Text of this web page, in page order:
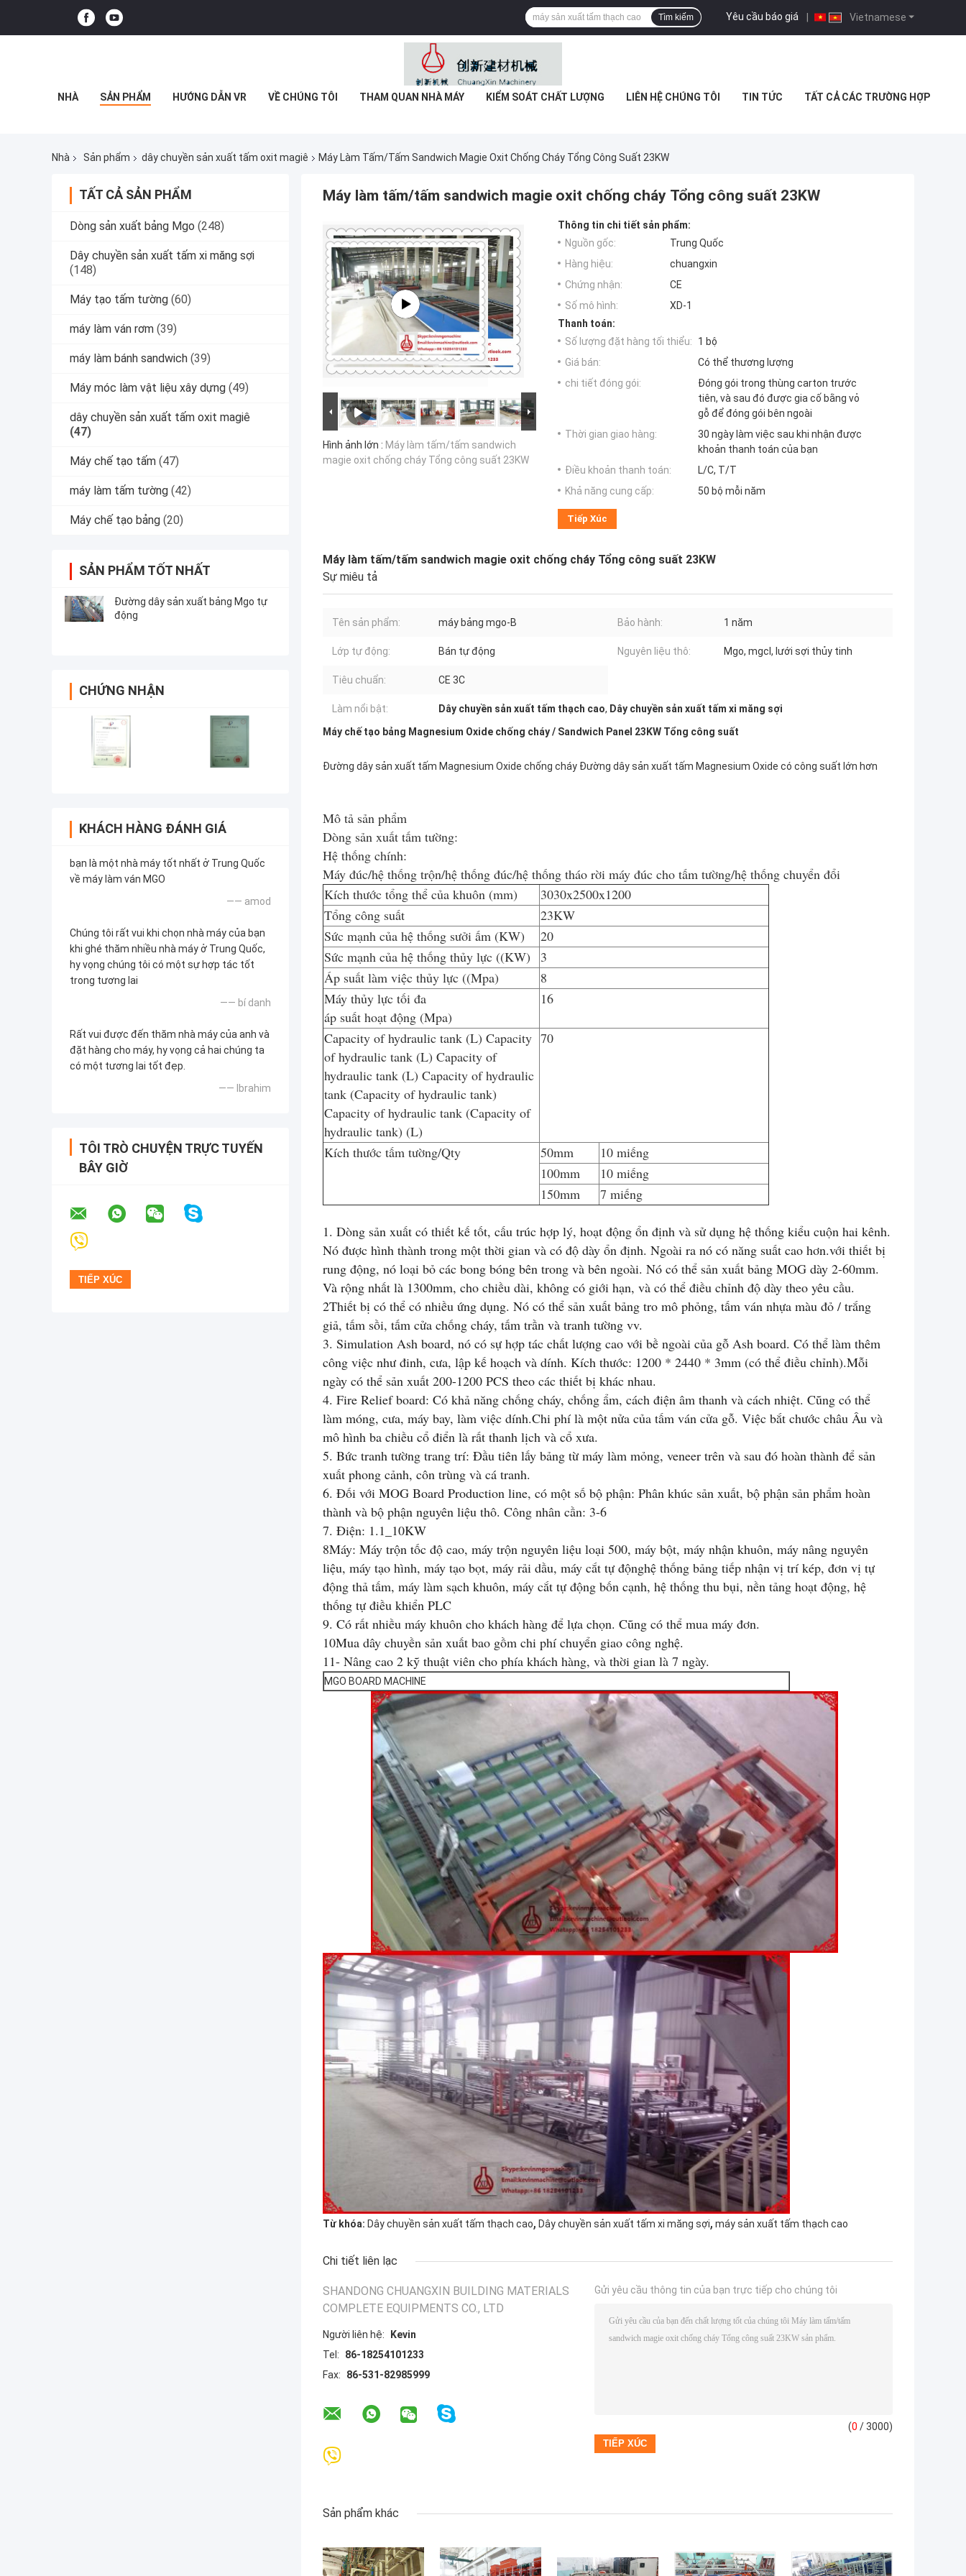
Vietnamese
Yêu cầu báo giá |
Tìm kiếm
NHÀ SẢN PHẨM HƯỚNG DẪN VR VỀ CHÚNG TÔI THAM QUAN NHÀ MÁY KIỂM SOÁT CHẤT LƯỢNG LIÊN HỆ CHÚNG TÔI TIN TỨC TẤT CẢ CÁC TRƯỜNG HỢP
Nhà Sản phẩm dây chuyền sản xuất tấm oxit magiê Máy Làm Tấm/tấm Sandwich Magie Oxit Chống Cháy Tổng Công Suất 23KW
TẤT CẢ SẢN PHẨM
Dòng sản xuất bảng Mgo (248)
Dây chuyền sản xuất tấm xi măng sợi
(148)
Máy tạo tấm tường (60)
máy làm ván rơm (39)
máy làm bánh sandwich (39)
Máy móc làm vật liệu xây dựng (49)
dây chuyền sản xuất tấm oxit magiê
(47)
Máy chế tạo tấm (47)
máy làm tấm tường (42)
Máy chế tạo bảng (20)
SẢN PHẨM TỐT NHẤT
Đường dây sản xuất bảng Mgo tự
động
CHỨNG NHẬN
KHÁCH HÀNG ĐÁNH GIÁ
bạn là một nhà máy tốt nhất ở Trung Quốc
về máy làm ván MGO
—— amod
Chúng tôi rất vui khi chọn nhà máy của bạn
khi ghé thăm nhiều nhà máy ở Trung Quốc,
hy vọng chúng tôi có một sự hợp tác tốt
trong tương lai
—— bí danh
Rất vui được đến thăm nhà máy của anh và
đặt hàng cho máy, hy vọng cả hai chúng ta
có một tương lai tốt đẹp.
—— Ibrahim
TÔI TRÒ CHUYỆN TRỰC TUYẾN
BÂY GIỜ
Máy làm tấm/tấm sandwich magie oxit chống cháy Tổng công suất 23KW
Hình ảnh lớn : Máy làm tấm/tấm sandwich
magie oxit chống cháy Tổng công suất 23KW
Thông tin chi tiết sản phẩm:
Nguồn gốc:
Trung Quốc
Hàng hiệu:
chuangxin
Chứng nhận:
CE
Số mô hình:
XD-1
Thanh toán:
Số lượng đặt hàng tối thiểu:
1 bộ
Giá bán:
Có thể thương lượng
chi tiết đóng gói:
Đóng gói trong thùng carton trước
tiên, và sau đó được gia cố bằng vỏ
gỗ để đóng gói bên ngoài
Thời gian giao hàng:
30 ngày làm việc sau khi nhận được
khoản thanh toán của bạn
Điều khoản thanh toán:
L/C, T/T
Khả năng cung cấp:
50 bộ mỗi năm
Tiếp Xúc
Máy làm tấm/tấm sandwich magie oxit chống cháy Tổng công suất 23KW
Sự miêu tả
Tên sản phẩm: máy bảng mgo-B Bảo hành: 1 năm
Lớp tự động: Bán tự động Nguyên liệu thô: Mgo, mgcl, lưới sợi thủy tinh
Tiêu chuẩn: CE 3C
Làm nổi bật: Dây chuyền sản xuất tấm thạch cao, Dây chuyền sản xuất tấm xi măng sợi
Máy chế tạo bảng Magnesium Oxide chống cháy / Sandwich Panel 23KW Tổng công suất
Đường dây sản xuất tấm Magnesium Oxide chống cháy Đường dây sản xuất tấm Magnesium Oxide có công suất lớn hơn
Mô tả sản phẩm
Dòng sản xuất tấm tường:
Hệ thống chính:
Máy đúc/hệ thống trộn/hệ thống đúc/hệ thống tháo rời máy đúc cho tấm tường/hệ thống chuyển đổi
Kích thước tổng thể của khuôn (mm)
3030x2500x1200
Tổng công suất
23KW
Sức mạnh của hệ thống sưởi ấm (KW)
20
Sức mạnh của hệ thống thủy lực ((KW)
3
Áp suất làm việc thủy lực ((Mpa)
8
Máy thủy lực tối đa
áp suất hoạt động (Mpa)
16
Capacity of hydraulic tank (L) Capacity
of hydraulic tank (L) Capacity of
hydraulic tank (L) Capacity of hydraulic
tank (Capacity of hydraulic tank)
Capacity of hydraulic tank (Capacity of
hydraulic tank) (L)
70
Kích thước tấm tường/Qty 50mm
10 miếng
100mm
10 miếng
150mm
7 miếng
1. Dòng sản xuất có thiết kế tốt, cấu trúc hợp lý, hoạt động ổn định và sử dụng hệ thống kiểu cuộn hai kênh.
Nó được hình thành trong một thời gian và có độ dày ổn định. Ngoài ra nó có năng suất cao hơn.với thiết bị
rung động, nó loại bỏ các bong bóng bên trong và bên ngoài. Nó có thể sản xuất bảng MOG dày 2-60mm.
Và rộng nhất là 1300mm, cho chiều dài, không có giới hạn, và có thể điều chỉnh độ dày theo yêu cầu.
2Thiết bị có thể có nhiều ứng dụng. Nó có thể sản xuất bảng tro mô phỏng, tấm ván nhựa màu đỏ / trắng
giả, tấm sồi, tấm cửa chống cháy, tấm trần và tranh tường vv.
3. Simulation Ash board, nó có sự hợp tác chất lượng cao với bề ngoài của gỗ Ash board. Có thể làm thêm
công việc như đinh, cưa, lập kế hoạch và dính. Kích thước: 1200 * 2440 * 3mm (có thể điều chỉnh).Mỗi
ngày có thể sản xuất 200-1200 PCS theo các thiết bị khác nhau.
4. Fire Relief board: Có khả năng chống cháy, chống ẩm, cách điện âm thanh và cách nhiệt. Cũng có thể
làm móng, cưa, máy bay, làm việc dính.Chi phí là một nửa của tấm ván cửa gỗ. Việc bắt chước châu Âu và
mô hình ba chiều cổ điển là rất thanh lịch và cổ xưa.
5. Bức tranh tường trang trí: Đầu tiên lấy bảng từ máy làm mỏng, veneer trên và sau đó hoàn thành để sản
xuất phong cảnh, côn trùng và cá tranh.
6. Đối với MOG Board Production line, có một số bộ phận: Phân khúc sản xuất, bộ phận sản phẩm hoàn
thành và bộ phận nguyên liệu thô. Công nhân cần: 3-6
7. Điện: 1.1_10KW
8Máy: Máy trộn tốc độ cao, máy trộn nguyên liệu loại 500, máy bột, máy nhận khuôn, máy nâng nguyên
liệu, máy tạo hình, máy tạo bọt, máy rải dầu, máy cắt tự độnghệ thống bảng tiếp nhận vị trí kép, đơn vị tự
động thả tấm, máy làm sạch khuôn, máy cắt tự động bốn cạnh, hệ thống thu bụi, nền tảng hoạt động, hệ
thống tự điều khiển PLC
9. Có rất nhiều máy khuôn cho khách hàng để lựa chọn. Cũng có thể mua máy đơn.
10Mua dây chuyền sản xuất bao gồm chi phí chuyển giao công nghệ.
11- Nâng cao 2 kỹ thuật viên cho phía khách hàng, và thời gian là 7 ngày.
MGO BOARD MACHINE
Từ khóa: Dây chuyền sản xuất tấm thạch cao, Dây chuyền sản xuất tấm xi măng sợi, máy sản xuất tấm thạch cao
Chi tiết liên lạc
SHANDONG CHUANGXIN BUILDING MATERIALS
COMPLETE EQUIPMENTS CO., LTD
Người liên hệ:
Kevin
Tel:
86-18254101233
Fax:
86-531-82985999
Gửi yêu cầu thông tin của bạn trực tiếp cho chúng tôi
(0 / 3000)
Sản phẩm khác